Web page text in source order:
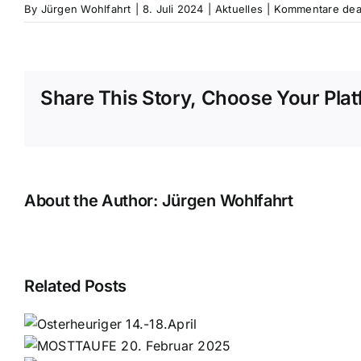
By Jürgen Wohlfahrt 8. Juli 2024 Aktuelles Kommentare
Share This Story, Choose Your
About the Author: Jürgen Wohlfahrt
Related Posts